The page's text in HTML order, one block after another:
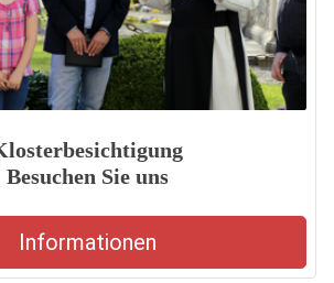
Besuchen Sie uns
Informationen